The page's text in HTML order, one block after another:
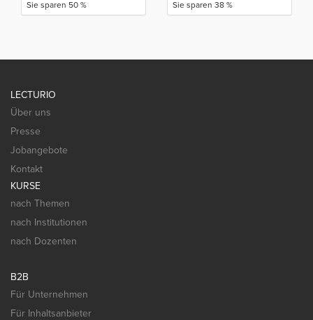
Sie sparen 50 % Sie sparen 38 %
LECTURIO
Über uns
Presse
Jobangebote
Kontakt
KURSE
nach Themen
nach Institutionen
nach Dozenten
B2B
Für Unternehmen
Für Inhaltsanbieter